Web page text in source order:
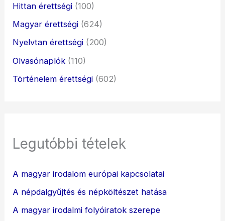
Hittan érettségi (100)
Magyar érettségi (624)
Nyelvtan érettségi (200)
Olvasónaplók (110)
Történelem érettségi (602)
Legutóbbi tételek
A magyar irodalom európai kapcsolatai
A népdalgyűjtés és népköltészet hatása
A magyar irodalmi folyóiratok szerepe